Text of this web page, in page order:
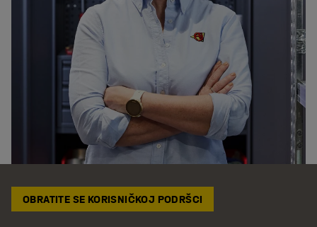
OBRATITE SE KORISNIČKOJ PODRŠCI